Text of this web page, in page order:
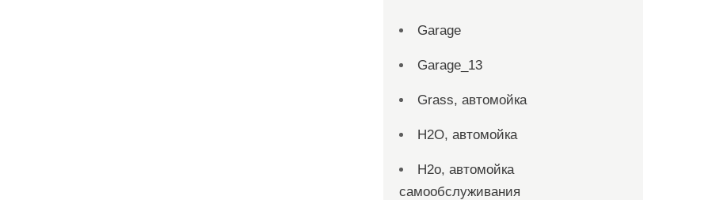
Garage
Garage_13
Grass, автомойка
H2O, автомойка
H2o, автомойка
самообслуживания